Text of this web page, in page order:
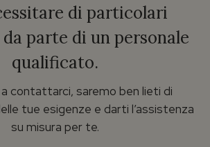
di particolari
parte di un personale
qualificato.
contattarci, saremo ben lieti di
tue esigenze e darti l’assistenza
su misura per te.